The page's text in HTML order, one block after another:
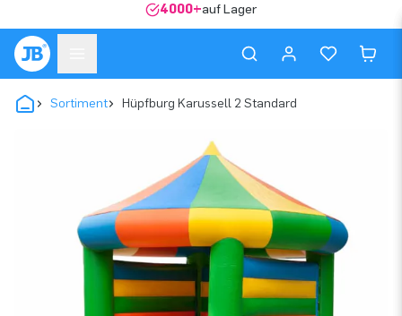
4000+auf Lager
Sortiment Hüpfburg Karussell 2 Standard